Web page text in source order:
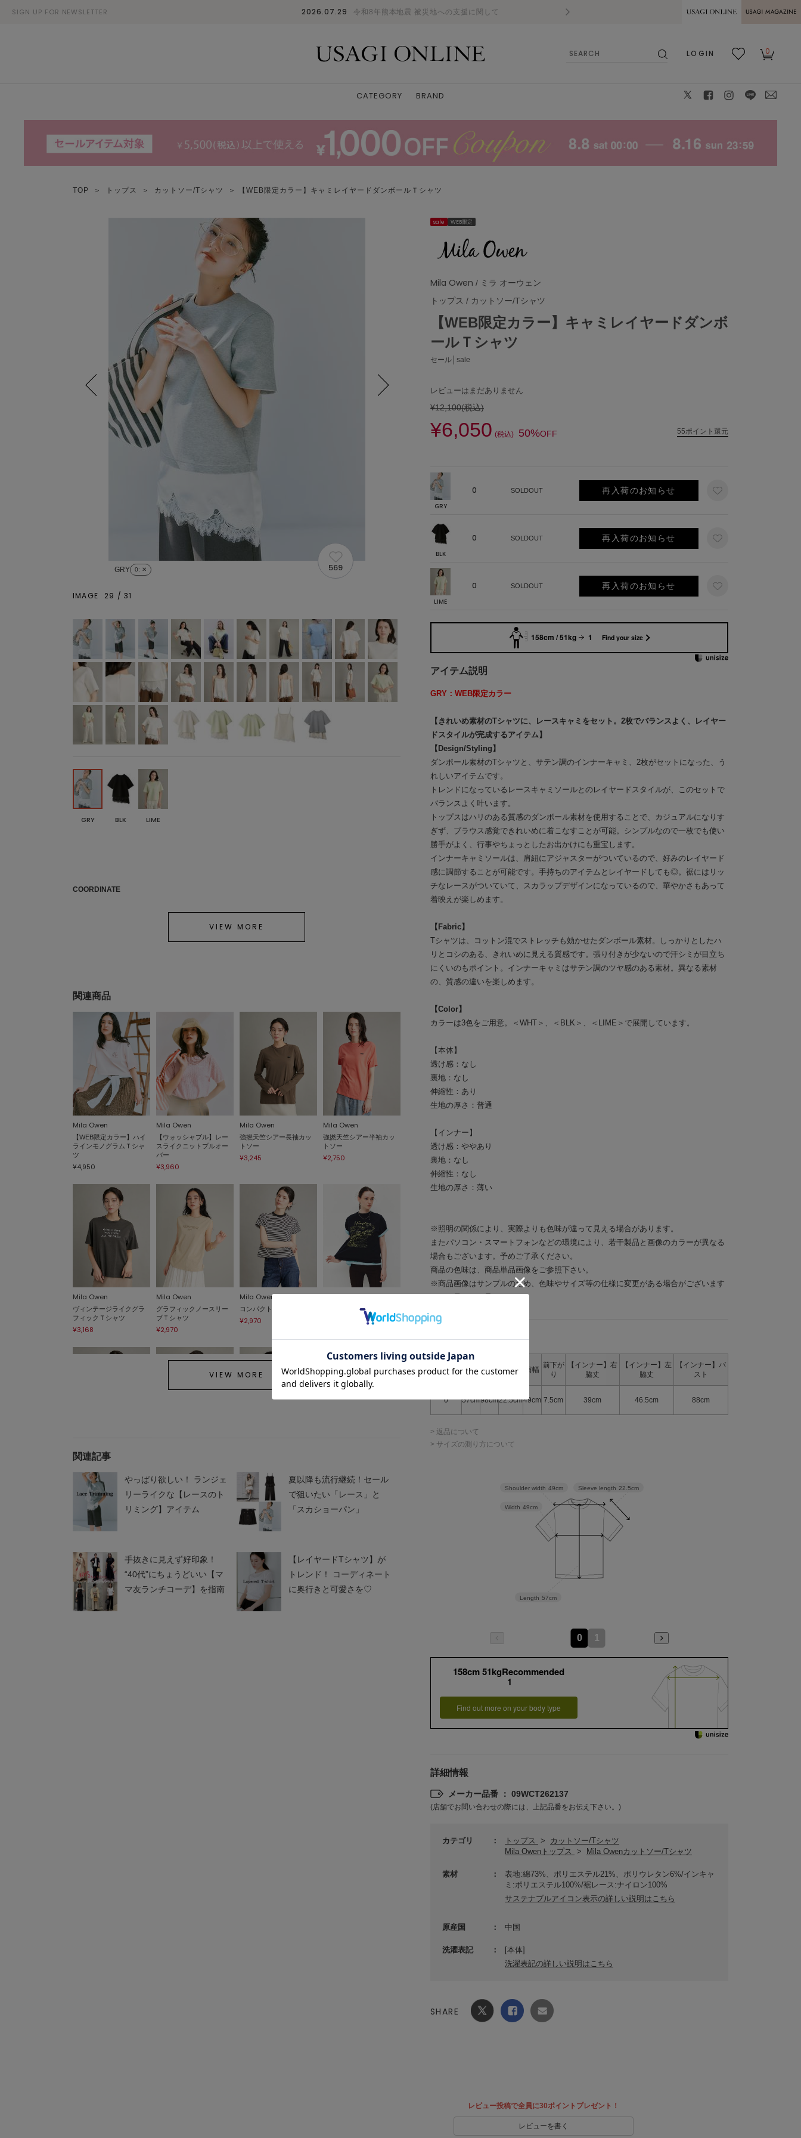
SIGN UP FOR NEWSLETTER 2026.07.29 令和8年熊本地震 被災地への支援に関して 熊本県熊本地方を震源とする地震の影響に
MAGAZINE
LOGIN
0
CATEGORY BRAND
TOP ＞ トップス ＞ カットソー/Tシャツ ＞ 【WEB限定カラー】キャミレイヤードダンボールＴシャツ
sale WEB限定
Mila Owen / ミラ オーウェン
トップス / カットソー/Tシャツ
【WEB限定カラー】キャミレイヤードダンボ
ールＴシャツ
セール│sale
レビューはまだありません
¥12,100(税込)
¥6,050 (税込) 50%OFF 55ポイント還元
GRY
0 SOLDOUT 再入荷のお知らせ
BLK
0 SOLDOUT 再入荷のお知らせ
LIME
0 SOLDOUT 再入荷のお知らせ
158cm / 51kg 1 Find your size
アイテム説明
GRY：WEB限定カラー
【きれいめ素材のTシャツに、レースキャミをセット。2枚でバランスよく、レイヤー
ドスタイルが完成するアイテム】
【Design/Styling】
ダンボール素材のTシャツと、サテン調のインナーキャミ、2枚がセットになった、う
れしいアイテムです。
トレンドになっているレースキャミソールとのレイヤードスタイルが、このセットで
バランスよく叶います。
トップスはハリのある質感のダンボール素材を使用することで、カジュアルになりす
ぎず、ブラウス感覚できれいめに着こなすことが可能。シンプルなので一枚でも使い
勝手がよく、行事やちょっとしたお出かけにも重宝します。
インナーキャミソールは、肩紐にアジャスターがついているので、好みのレイヤード
感に調節することが可能です。手持ちのアイテムとレイヤードしても◎。裾にはリッ
チなレースがついていて、スカラップデザインになっているので、華やかさもあって
着映えが楽しめます。
【Fabric】
Tシャツは、コットン混でストレッチも効かせたダンボール素材。しっかりとしたハ
リとコシのある、きれいめに見える質感です。張り付きが少ないので汗シミが目立ち
にくいのもポイント。インナーキャミはサテン調のツヤ感のある素材。異なる素材
の、質感の違いを楽しめます。
【Color】
カラーは3色をご用意。＜WHT＞、＜BLK＞、＜LIME＞で展開しています。
【本体】
透け感：なし
裏地：なし
伸縮性：あり
生地の厚さ：普通
【インナー】
透け感：ややあり
裏地：なし
伸縮性：なし
生地の厚さ：薄い
※照明の関係により、実際よりも色味が違って見える場合があります。
またパソコン・スマートフォンなどの環境により、若干製品と画像のカラーが異なる
場合もございます。予めご了承ください。
商品の色味は、商品単品画像をご参照下さい。
※商品画像はサンプルのため、色味やサイズ等の仕様に変更がある場合がございます
ので、予めご了承ください。
アイテムサイズ
サイズ表
記
着丈
ト
袖丈 肩幅
前下が
り
【インナー】右
脇丈
【インナー】左
脇丈
【インナー】バ
スト
0 57cm98cm22.5cm49cm 7.5cm 39cm 46.5cm 88cm
> 返品について
> サイズの測り方について
Sleeve length 22.5cm
Length 57cm
Width 49cm
Shoulder width 49cm
0 1
158cm 51kgRecommended
1
Find out more on your body type
詳細情報
メーカー品番 ： 09WCT262137
(店舗でお問い合わせの際には、上記品番をお伝え下さい。)
カテゴリ トップス >
カットソー/Tシャツ
Mila Owenトップス
> Mila Owenカットソー/Tシャツ
素材
表地:綿73%、ポリエステル21%、ポリウレタン6%/インキャ
ミ:ポリエステル100%/裾レース:ナイロン100%
サステナブルアイコン表示の詳しい説明はこちら
原産国 中国
洗濯表記
[本体]
洗濯表記の詳しい説明はこちら
SHARE
GRY 0: ✕ 569
IMAGE 29 /31
GRY BLK LIME
COORDINATE
VIEW MORE
関連商品
Mila Owen
【WEB限定カラー】ハイ
ラインモノグラムＴシャ
ツ
¥4,950
Mila Owen
【ウォッシャブル】レー
スライクニットプルオー
バー
¥3,960
Mila Owen
強撚天竺シアー長袖カッ
トソー
¥3,245
Mila Owen
強撚天竺シアー半袖カッ
トソー
¥2,750
Mila Owen
ヴィンテージライクグラ
フィックＴシャツ
¥3,168
Mila Owen
グラフィックノースリー
ブＴシャツ
¥2,970
Mila Owen
コンパクトＴシャツ
¥2,970
Mila Owen
MapPatternグラフィック
Mila Owen
フォトプリントＴシャツ
¥3,168 ¥2,640
アシンメトリーネックＴ
シャツ
¥4,158
クＴシャツ
¥2,640
VIEW MORE
関連記事
やっぱり欲しい！ ランジェ
リーライクな【レースのト
リミング】アイテム
夏以降も流行継続！セール
で狙いたい「レース」と
「スカショーパン」
手抜きに見えず好印象！
“40代”にちょうどいい【マ
マ友ランチコーデ】を指南
【レイヤードTシャツ】が
トレンド！ コーディネート
に奥行きと可愛さを♡
レビュー投稿で全員に30ポイントプレゼント！
レビューを書く